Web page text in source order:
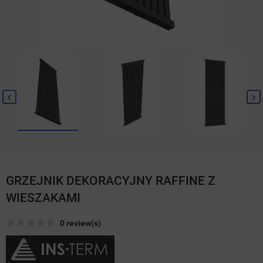
GRZEJNIK DEKORACYJNY RAFFINE Z
WIESZAKAMI
0 review(s)